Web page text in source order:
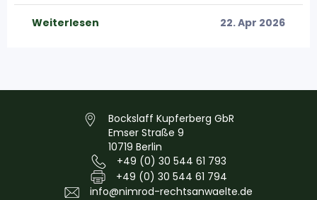
Weiterlesen 22. Apr 2026
Bockslaff Kupferberg GbR
Emser Straße 9
10719 Berlin
+49 (0) 30 544 61 793
+49 (0) 30 544 61 794
info@nimrod-rechtsanwaelte.de